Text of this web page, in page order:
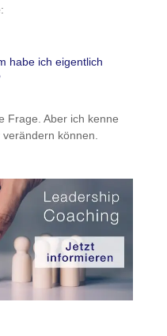
habe ich eigentlich
Frage. Aber ich kenne
können.